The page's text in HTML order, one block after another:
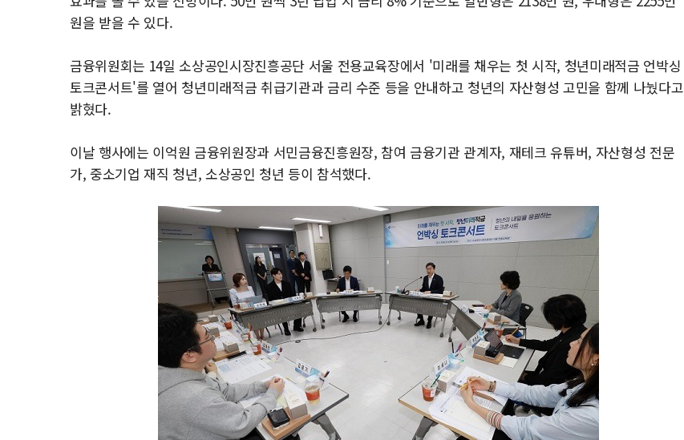
원을 받을 수 있다.
금융위원회는 14일 소상공인시장진흥공단 서울 전용교육장에서 '미래를 채우는 첫 시작, 청년미래적금 언박싱
토크콘서트'를 열어 청년미래적금 취급기관과 금리 수준 등을 안내하고 청년의 자산형성 고민을 함께 나눴다고
밝혔다.
이날 행사에는 이억원 금융위원장과 서민금융진흥원장, 참여 금융기관 관계자, 재테크 유튜버, 자산형성 전문
가, 중소기업 재직 청년, 소상공인 청년 등이 참석했다.